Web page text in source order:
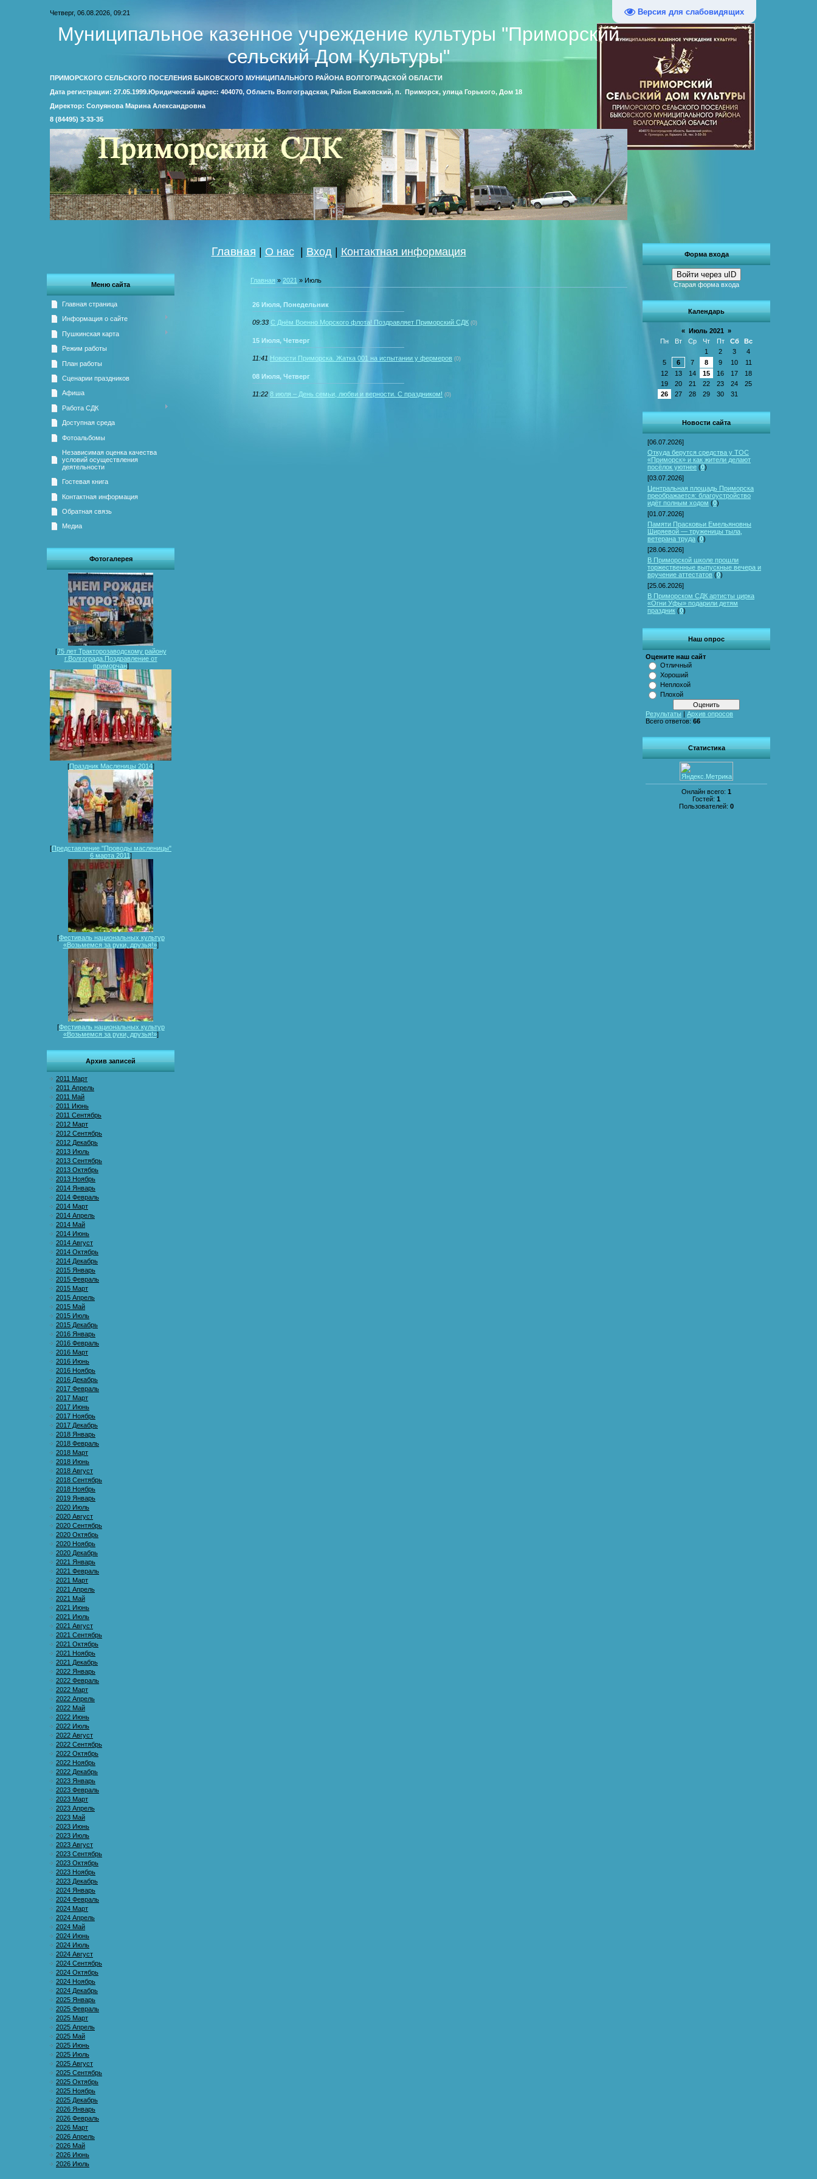
Версия для слабовидящих
Четверг, 06.08.2026, 09:21
Муниципальное казенное учреждение культуры "Приморский
сельский Дом Культуры"
ПРИМОРСКОГО СЕЛЬСКОГО ПОСЕЛЕНИЯ БЫКОВСКОГО МУНИЦИПАЛЬНОГО РАЙОНА ВОЛГОГРАДСКОЙ ОБЛАСТИ
Дата регистрации: 27.05.1999.Юридический адрес: 404070, Область Волгоградская, Район Быковский, п. Приморск, улица Горького, Дом 18
Директор: Солуянова Марина Александровна
8 (84495) 3-33-35
Главная О нас| Вход| Контактная информация Форма входа
Войти через uID
Старая форма входа
Календарь
« Июль 2021 »
Пн
Вт Ср Чт Пт Сб
Вс
1
2 3
4
5
6 7 8 9 10
11
12
13 14 15 16 17
18
19
20 21 22 23 24
25
26
27 28 29 30 31
Новости сайта
[06.07.2026]
Откуда берутся средства у ТОС
«Приморск» и как жители делают
посёлок уютнее (0)
[03.07.2026]
Центральная площадь Приморска
преображается: благоустройство
идёт полным ходом (0)
[01.07.2026]
Памяти Прасковьи Емельяновны
Ширяевой — труженицы тыла,
ветерана труда (0)
[28.06.2026]
В Приморской школе прошли
торжественные выпускные вечера и
вручение аттестатов (0)
[25.06.2026]
В Приморском СДК артисты цирка
«Огни Уфы» подарили детям
праздник (0)
Наш опрос
Оцените наш сайт
Отличный
Хороший
Неплохой
Плохой
Результаты | Архив опросов
Всего ответов: 66
Статистика
Онлайн всего: 1
Гостей: 1
Пользователей: 0
Меню сайта
Главная страница
Информация о сайте
Пушкинская карта
Режим работы
План работы
Сценарии праздников
Афиша
Работа СДК
Доступная среда
Фотоальбомы
Независимая оценка качества
условий осуществления
деятельности
Гостевая книга
Контактная информация
Обратная связь
Медиа
Фотогалерея
[75 лет Тракторозаводскому району
г.Волгограда.Поздравление от
приморчан]
[Праздник Масленицы 2014]
[Представление "Проводы масленицы"
6 марта 2011]
[Фестиваль национальных культур
«Возьмемся за руки, друзья!»]
[Фестиваль национальных культур
«Возьмемся за руки, друзья!»]
Архив записей
2011 Март
2011 Апрель
2011 Май
2011 Июнь
2011 Сентябрь
2012 Март
2012 Сентябрь
2012 Декабрь
2013 Июль
2013 Сентябрь
2013 Октябрь
2013 Ноябрь
2014 Январь
2014 Февраль
2014 Март
2014 Апрель
2014 Май
2014 Июнь
2014 Август
2014 Октябрь
2014 Декабрь
2015 Январь
2015 Февраль
2015 Март
2015 Апрель
2015 Май
2015 Июль
2015 Декабрь
2016 Январь
2016 Февраль
2016 Март
2016 Июнь
2016 Ноябрь
2016 Декабрь
2017 Февраль
2017 Март
2017 Июнь
2017 Ноябрь
2017 Декабрь
2018 Январь
2018 Февраль
2018 Март
2018 Июнь
2018 Август
2018 Сентябрь
2018 Ноябрь
2019 Январь
2020 Июль
2020 Август
2020 Сентябрь
2020 Октябрь
2020 Ноябрь
2020 Декабрь
2021 Январь
2021 Февраль
2021 Март
2021 Апрель
2021 Май
2021 Июнь
2021 Июль
2021 Август
2021 Сентябрь
2021 Октябрь
2021 Ноябрь
2021 Декабрь
2022 Январь
2022 Февраль
2022 Март
2022 Апрель
2022 Май
2022 Июнь
2022 Июль
2022 Август
2022 Сентябрь
2022 Октябрь
2022 Ноябрь
2022 Декабрь
2023 Январь
2023 Февраль
2023 Март
2023 Апрель
2023 Май
2023 Июнь
2023 Июль
2023 Август
2023 Сентябрь
2023 Октябрь
2023 Ноябрь
2023 Декабрь
2024 Январь
2024 Февраль
2024 Март
2024 Апрель
2024 Май
2024 Июнь
2024 Июль
2024 Август
2024 Сентябрь
2024 Октябрь
2024 Ноябрь
2024 Декабрь
2025 Январь
2025 Февраль
2025 Март
2025 Апрель
2025 Май
2025 Июнь
2025 Июль
2025 Август
2025 Сентябрь
2025 Октябрь
2025 Ноябрь
2025 Декабрь
2026 Январь
2026 Февраль
2026 Март
2026 Апрель
2026 Май
2026 Июнь
2026 Июль
Главная » 2021 » Июль
26 Июля, Понедельник
09:33 С Днём Военно Морского флота! Поздравляет Приморский СДК (0)
15 Июля, Четверг
11:41 Новости Приморска. Жатка 001 на испытании у фермеров (0)
08 Июля, Четверг
11:22 8 июля – День семьи, любви и верности. С праздником! (0)